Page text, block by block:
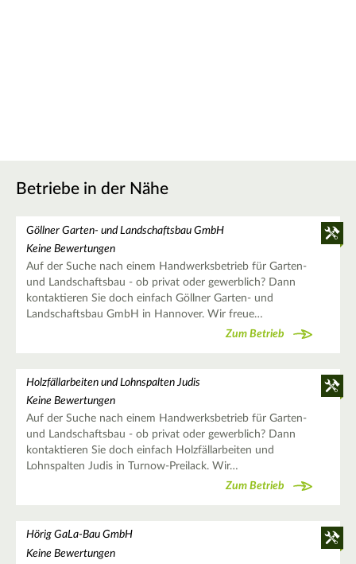
Betriebe in der Nähe
Göllner Garten- und Landschaftsbau GmbH
Keine Bewertungen
Auf der Suche nach einem Handwerksbetrieb für Garten-
und Landschaftsbau - ob privat oder gewerblich? Dann
kontaktieren Sie doch einfach Göllner Garten- und
Landschaftsbau GmbH in Hannover. Wir freue…
Zum Betrieb
Holzfällarbeiten und Lohnspalten Judis
Keine Bewertungen
Auf der Suche nach einem Handwerksbetrieb für Garten-
und Landschaftsbau - ob privat oder gewerblich? Dann
kontaktieren Sie doch einfach Holzfällarbeiten und
Lohnspalten Judis in Turnow-Preilack. Wir…
Zum Betrieb
Hörig GaLa-Bau GmbH
Keine Bewertungen